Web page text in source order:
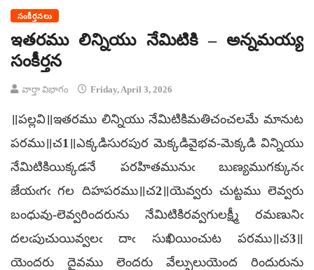
సంకీర్తనలు
ఇతరము లిన్నియు నేమిటికి – అన్నమయ్య
సంకీర్తన
వార్తా విభాగం Friday, April 3, 2026
॥పల్లవి॥ఇతరము లిన్నియు నేమిటికిమతిచంచలమే మానుట
పరము॥చ1॥ఎక్కడిసురపుర మెక్కడివైభవ-మెక్కడి విన్నియు
నేమిటికియిక్కడనే పరహితమునుఁ బుణ్యముగక్కునఁ
జేయఁగఁ గల దిహపరము॥చ2॥యెవ్వరు చుట్టము లెవ్వరు
బంధువు-లెవ్వరిందరును నేమిటికిరవ్వగులక్ష్మీ రమణునిఁ
దలఁపుచుయివ్వలఁ దాఁ సుఖియించుట పరము॥చ3॥
యెందరు దైవము లెందరు వేల్పులుయెంద రిందురును